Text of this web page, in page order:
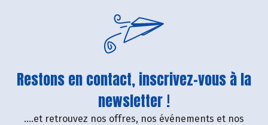
Restons en contact, inscrivez-vous à la
newsletter !
....et retrouvez nos offres, nos événements et nos